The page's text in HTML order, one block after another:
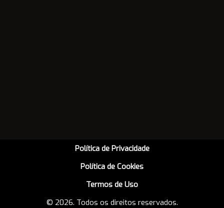
Política de Privacidade
Política de Cookies
Termos de Uso
© 2026. Todos os direitos reservados.